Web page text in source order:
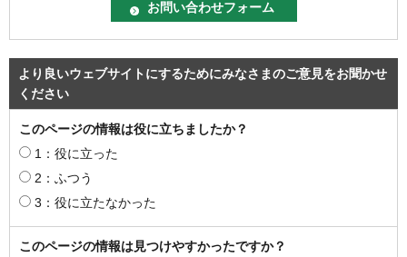
より良いウェブサイトにするためにみなさまのご意見をお聞かせ
ください
このページの情報は役に立ちましたか？
1：役に立った
2：ふつう
3：役に立たなかった
このページの情報は見つけやすかったですか？